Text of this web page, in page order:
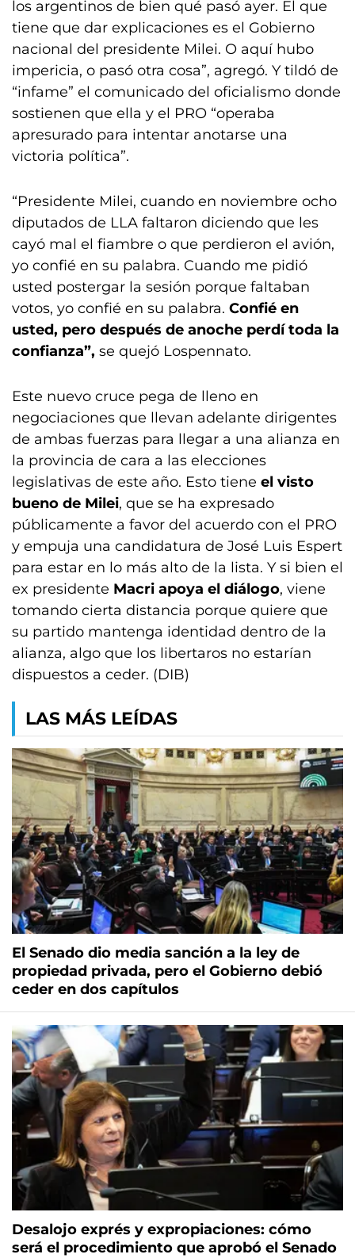
los argentinos de bien qué pasó ayer. El que
tiene que dar explicaciones es el Gobierno
nacional del presidente Milei. O aquí hubo
impericia, o pasó otra cosa”, agregó. Y tildó de
“infame” el comunicado del oficialismo donde
sostienen que ella y el PRO “operaba
apresurado para intentar anotarse una
victoria política”.
“Presidente Milei, cuando en noviembre ocho
diputados de LLA faltaron diciendo que les
cayó mal el fiambre o que perdieron el avión,
yo confié en su palabra. Cuando me pidió
usted postergar la sesión porque faltaban
votos, yo confié en su palabra. Confié en
usted, pero después de anoche perdí toda la
confianza”, se quejó Lospennato.
Este nuevo cruce pega de lleno en
negociaciones que llevan adelante dirigentes
de ambas fuerzas para llegar a una alianza en
la provincia de cara a las elecciones
legislativas de este año. Esto tiene el visto
bueno de Milei, que se ha expresado
públicamente a favor del acuerdo con el PRO
y empuja una candidatura de José Luis Espert
para estar en lo más alto de la lista. Y si bien el
ex presidente Macri apoya el diálogo, viene
tomando cierta distancia porque quiere que
su partido mantenga identidad dentro de la
alianza, algo que los libertaros no estarían
dispuestos a ceder. (DIB)
LAS MÁS LEÍDAS
El Senado dio media sanción a la ley de
propiedad privada, pero el Gobierno debió
ceder en dos capítulos
Desalojo exprés y expropiaciones: cómo
será el procedimiento que aprobó el Senado